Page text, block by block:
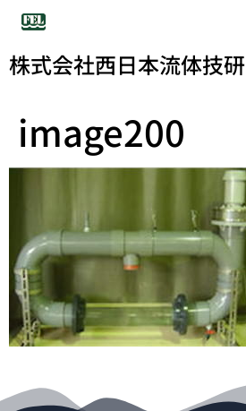
株式会社西日本流体技研
image200